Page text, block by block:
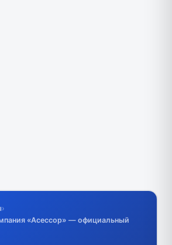
›
«Асессор» — официальный